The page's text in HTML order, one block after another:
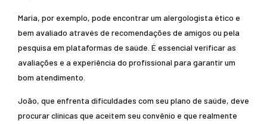
Maria, por exemplo, pode encontrar um alergologista ético e
bem avaliado através de recomendações de amigos ou pela
pesquisa em plataformas de saúde. É essencial verificar as
avaliações e a experiência do profissional para garantir um
bom atendimento.
João, que enfrenta dificuldades com seu plano de saúde, deve
procurar clínicas que aceitem seu convênio e que realmente